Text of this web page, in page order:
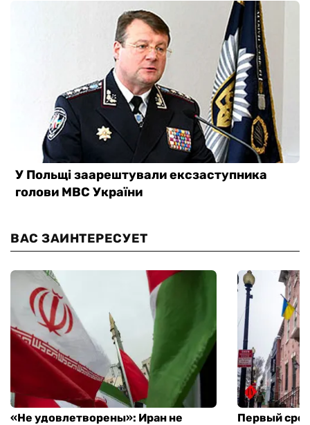
ВАС ЗАИНТЕРЕСУЕТ
«Не удовлетворены»: Иран не
Первый